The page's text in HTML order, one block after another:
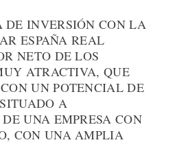
INVERSIÓN CON LA
ESPAÑA REAL
NETO DE LOS
ATRACTIVA, QUE
UN POTENCIAL DE
A
UNA EMPRESA CON
CON UNA AMPLIA